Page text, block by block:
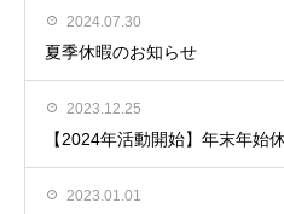
2024.07.30
夏季休暇のお知らせ
2023.12.25
【2024年活動開始】年末年始
2023.01.01